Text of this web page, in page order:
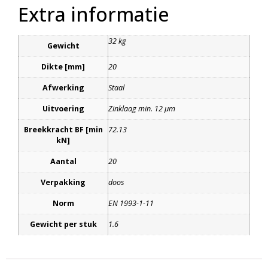
Extra informatie
Gewicht 32 kg
Dikte [mm] 20
Afwerking Staal
Uitvoering Zinklaag min. 12 μm
Breekkracht BF [min
kN]
72.13
Aantal 20
Verpakking doos
Norm EN 1993-1-11
Gewicht per stuk 1.6